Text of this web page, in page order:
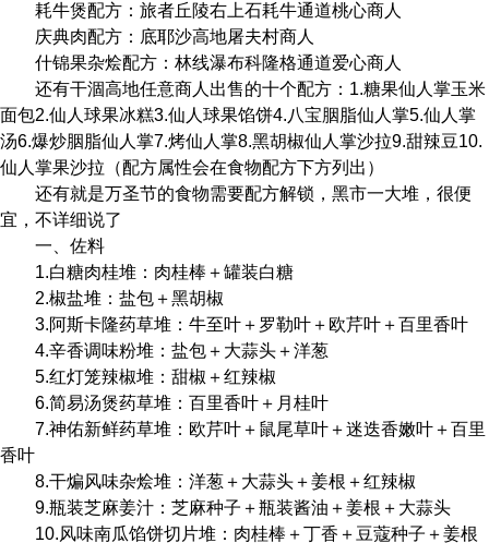
耗牛煲配方：旅者丘陵右上石耗牛通道桃心商人
庆典肉配方：底耶沙高地屠夫村商人
什锦果杂烩配方：林线瀑布科隆格通道爱心商人
还有干涸高地任意商人出售的十个配方：1.糖果仙人掌玉米
面包2.仙人球果冰糕3.仙人球果馅饼4.八宝胭脂仙人掌5.仙人掌
汤6.爆炒胭脂仙人掌7.烤仙人掌8.黑胡椒仙人掌沙拉9.甜辣豆10.
仙人掌果沙拉（配方属性会在食物配方下方列出）
还有就是万圣节的食物需要配方解锁，黑市一大堆，很便
宜，不详细说了
一、佐料
1.白糖肉桂堆：肉桂棒＋罐装白糖
2.椒盐堆：盐包＋黑胡椒
3.阿斯卡隆药草堆：牛至叶＋罗勒叶＋欧芹叶＋百里香叶
4.辛香调味粉堆：盐包＋大蒜头＋洋葱
5.红灯笼辣椒堆：甜椒＋红辣椒
6.简易汤煲药草堆：百里香叶＋月桂叶
7.神佑新鲜药草堆：欧芹叶＋鼠尾草叶＋迷迭香嫩叶＋百里
香叶
8.干煸风味杂烩堆：洋葱＋大蒜头＋姜根＋红辣椒
9.瓶装芝麻姜汁：芝麻种子＋瓶装酱油＋姜根＋大蒜头
10.风味南瓜馅饼切片堆：肉桂棒＋丁香＋豆蔻种子＋姜根